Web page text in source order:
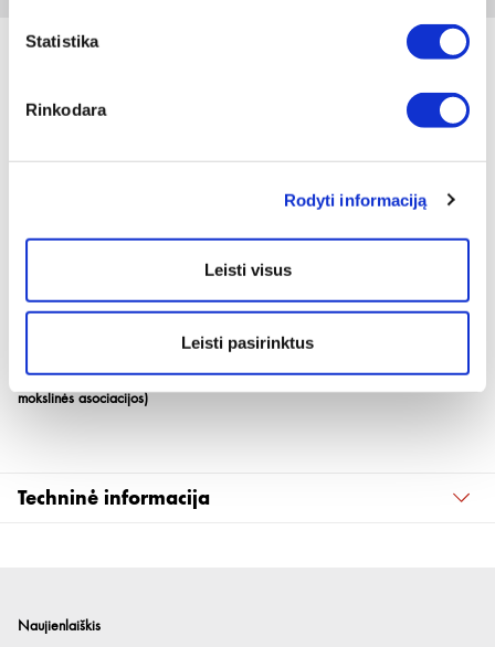
Statistika
Rinkodara
Rodyti informaciją
Leisti visus
Leisti pasirinktus
Aptinka nuotėkius suspausto oro ir dujų sistemose
• Veiksmingas nuo -15 °C iki +50 °C,
• Neutralus pH, nekenkia sveikatai
• Nekenkia paviršiams, nesukelia korozijos
• Nedegus - galima aptikti ir degiųjų dujų nuotėkius
Patvirtintas DVGW (Vokietijos nepriklausomos dujų ir vandens techninės-
mokslinės asociacijos)
Techninė informacija
Kvapas / aromatas
Naujienlaiškis